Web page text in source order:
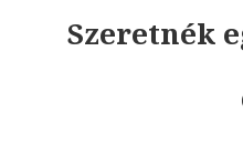
Szeretnék